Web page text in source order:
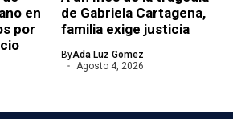
en
por
de Gabriela Cartagena,
familia exige justicia
ByAda Luz Gomez
Agosto 4, 2026